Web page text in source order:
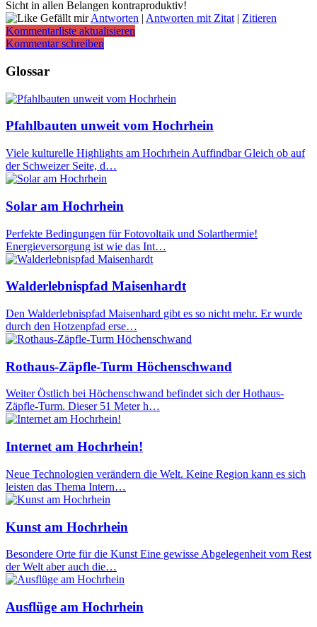
Sicht in allen Belangen kontraproduktiv!
Gefällt mirAntworten | Antworten mit Zitat | Zitieren
Kommentarliste aktualisieren
Kommentar schreiben
Glossar
Pfahlbauten unweit vom Hochrhein
Viele kulturelle Highlights am Hochrhein Auffindbar Gleich ob auf
der Schweizer Seite, d…
Solar am Hochrhein
Perfekte Bedingungen für Fotovoltaik und Solarthermie!
Energieversorgung ist wie das Int…
Walderlebnispfad Maisenhardt
Den Walderlebnispfad Maisenhard gibt es so nicht mehr. Er wurde
durch den Hotzenpfad erse…
Rothaus-Zäpfle-Turm Höchenschwand
Weiter Östlich bei Höchenschwand befindet sich der Hothaus-
Zäpfle-Turm. Dieser 51 Meter h…
Internet am Hochrhein!
Neue Technologien verändern die Welt. Keine Region kann es sich
leisten das Thema Intern…
Kunst am Hochrhein
Besondere Orte für die Kunst Eine gewisse Abgelegenheit vom Rest
der Welt aber auch die…
Ausflüge am Hochrhein